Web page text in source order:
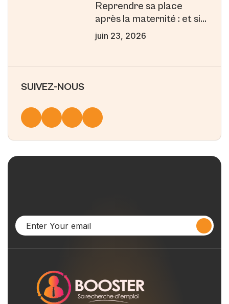
Reprendre sa place
après la maternité : et si
la maternité était votre
juin 23, 2026
SUIVEZ-NOUS